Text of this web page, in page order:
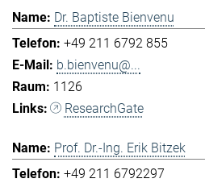
Dr. Baptiste Bienvenu
+49 211 6792 855
b.bienvenu@...
1126
ResearchGate
Prof. Dr.-Ing. Erik Bitzek
+49 211 6792297